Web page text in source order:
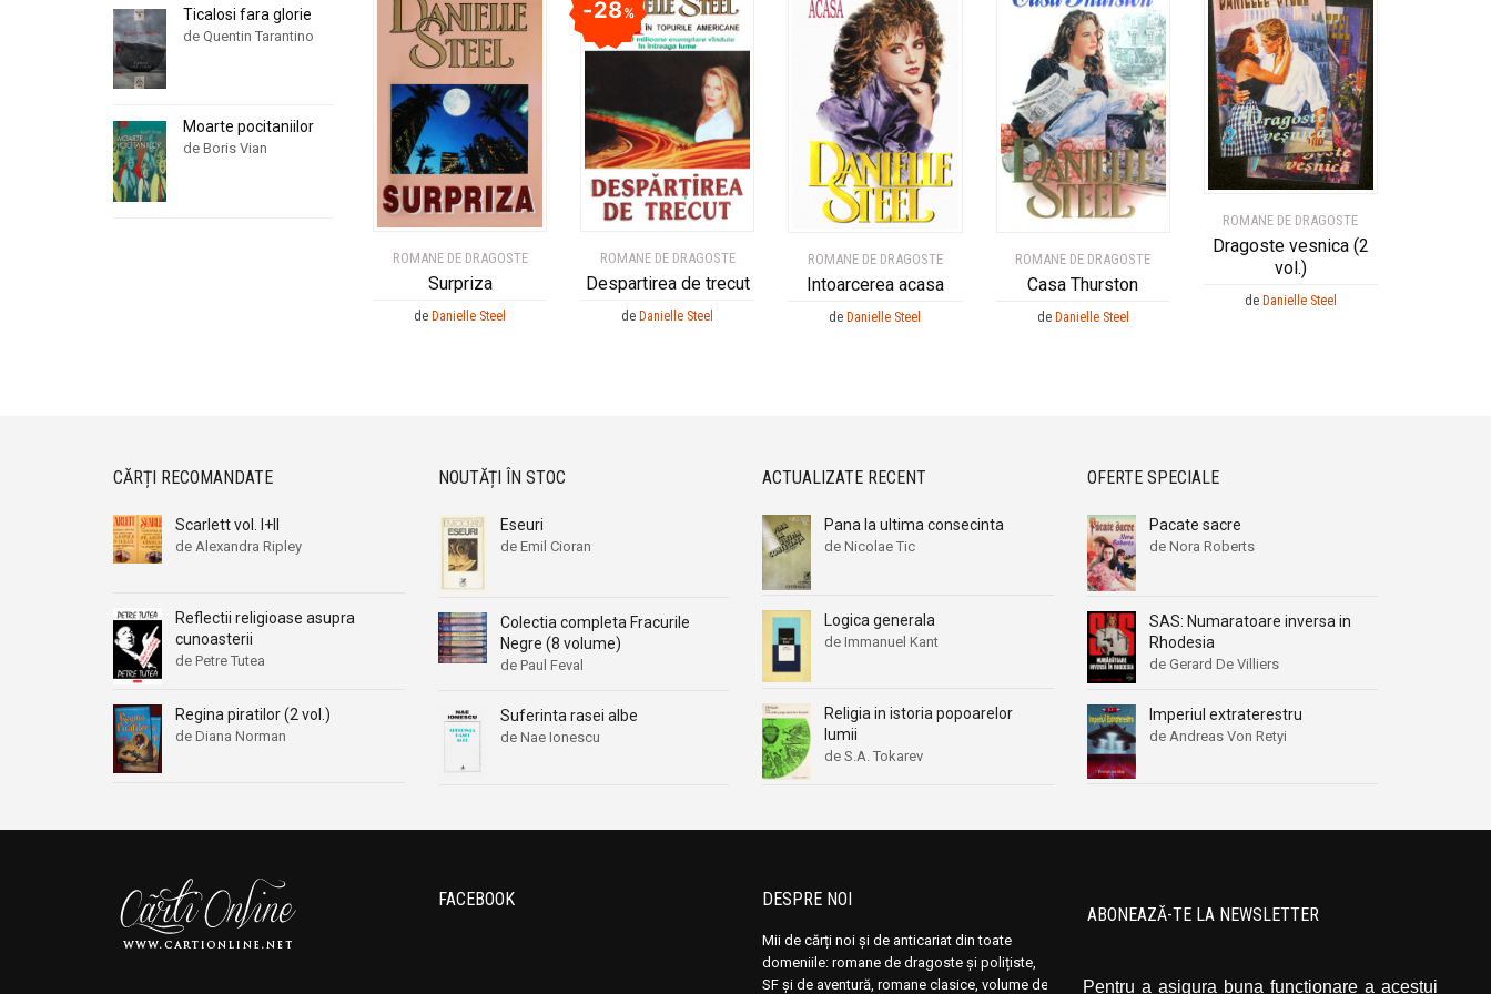
Pentru a asigura buna funcționare a acestui
ROMANE DE DRAGOSTE
Surpriza
deDanielle Steel
ROMANE DE DRAGOSTE
Despartirea de trecut
28%
deDanielle Steel
ROMANE DE DRAGOSTE
Intoarcerea acasa
deDanielle Steel
ROMANE DE DRAGOSTE
Casa Thurston
de Danielle Steel
ROMANE DE DRAGOSTE
Dragoste vesnica (2
vol.)
de Danielle Steel
Ticalosi fara glorie
de Quentin Tarantino
Moarte pocitaniilor
de Boris Vian
CĂRȚI RECOMANDATE
Scarlett vol. I+II
de Alexandra Ripley
Reflectii religioase asupra
cunoasterii
de Petre Tutea
Regina piratilor (2 vol.)
de Diana Norman
NOUTĂȚI ÎN STOC
Eseuri
de Emil Cioran
Colectia completa Fracurile
Negre (8 volume)
de Paul Feval
Suferinta rasei albe
de Nae Ionescu
ACTUALIZATE RECENT
Pana la ultima consecinta
de Nicolae Tic
Logica generala
de Immanuel Kant
Religia in istoria popoarelor
lumii
de S.A. Tokarev
OFERTE SPECIALE
Pacate sacre
de Nora Roberts
SAS: Numaratoare inversa in
Rhodesia
de Gerard De Villiers
Imperiul extraterestru
de Andreas Von Retyi
FACEBOOK DESPRE NOI
Mii de cărți noi și de anticariat din toate
domeniile: romane de dragoste și polițiste,
SF și de aventură, romane clasice, volume de
ABONEAZĂ-TE LA NEWSLETTER
pe butonul de abonare.